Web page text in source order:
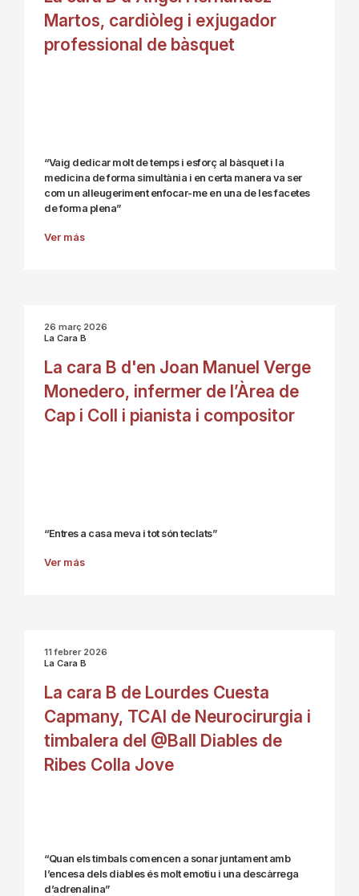
Martos, cardiòleg i exjugador
professional de bàsquet
“Vaig dedicar molt de temps i esforç al bàsquet i la
medicina de forma simultània i en certa manera va ser
com un alleugeriment enfocar-me en una de les facetes
de forma plena”
Ver más
26 març 2026
La Cara B
La cara B d'en Joan Manuel Verge
Monedero, infermer de l’Àrea de
Cap i Coll i pianista i compositor
“Entres a casa meva i tot són teclats”
Ver más
11 febrer 2026
La Cara B
La cara B de Lourdes Cuesta
Capmany, TCAI de Neurocirurgia i
timbalera del @Ball Diables de
Ribes Colla Jove
“Quan els timbals comencen a sonar juntament amb
l’encesa dels diables és molt emotiu i una descàrrega
d’adrenalina”